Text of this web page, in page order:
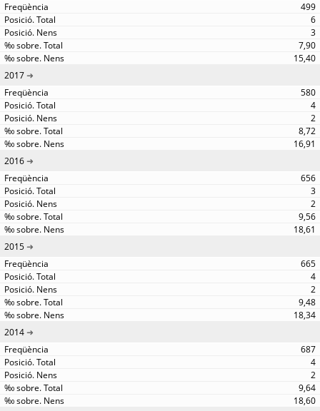
499
6
3
7,90
15,40
2017
580
4
2
8,72
16,91
2016
656
3
2
9,56
18,61
2015
665
4
2
9,48
18,34
2014
687
4
2
9,64
18,60